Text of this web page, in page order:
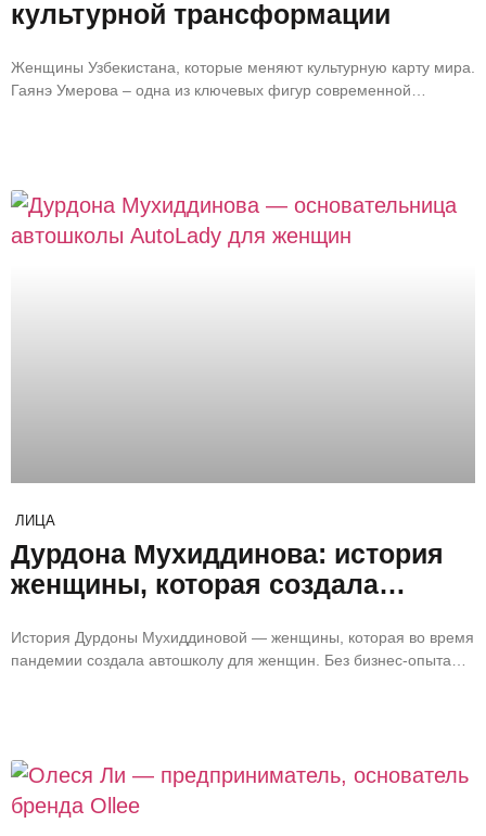
культурной трансформации
Женщины Узбекистана, которые меняют культурную карту мира.
Гаянэ Умерова – одна из ключевых фигур современной
ЛИЦА
Дурдона Мухиддинова: история
женщины, которая создала
История Дурдоны Мухиддиновой — женщины, которая во время
пандемии создала автошколу для женщин. Без бизнес-опыта и